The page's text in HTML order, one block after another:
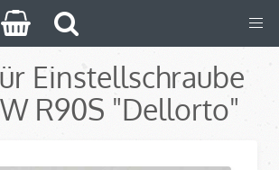
Einstellschraube
R90S "Dellorto"